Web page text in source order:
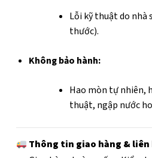
Lỗi kỹ thuật do nhà
thước).
Không bảo hành:
Hao mòn tự nhiên,
thuật, ngập nước
Thông tin giao hàng & liên